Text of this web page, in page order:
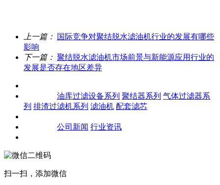
上一篇：
国际竞争对聚结脱水滤油机行业的发展有哪些
影响
下一篇： 聚结脱水滤油机市场前景与新能源应用行业的
发展是否存在地区差异
油库过滤设备系列 聚结器系列 气体过滤器系
列 排渣过滤机系列 滤油机 配套滤芯
公司新闻 行业资讯
扫一扫，添加微信